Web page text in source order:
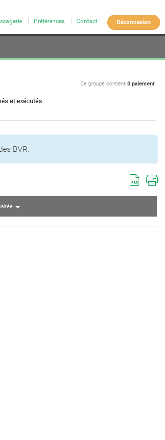
Déconnexion
Préférences Contact
Ce groupe contient 0 paiement
et exécutés.
BVR.